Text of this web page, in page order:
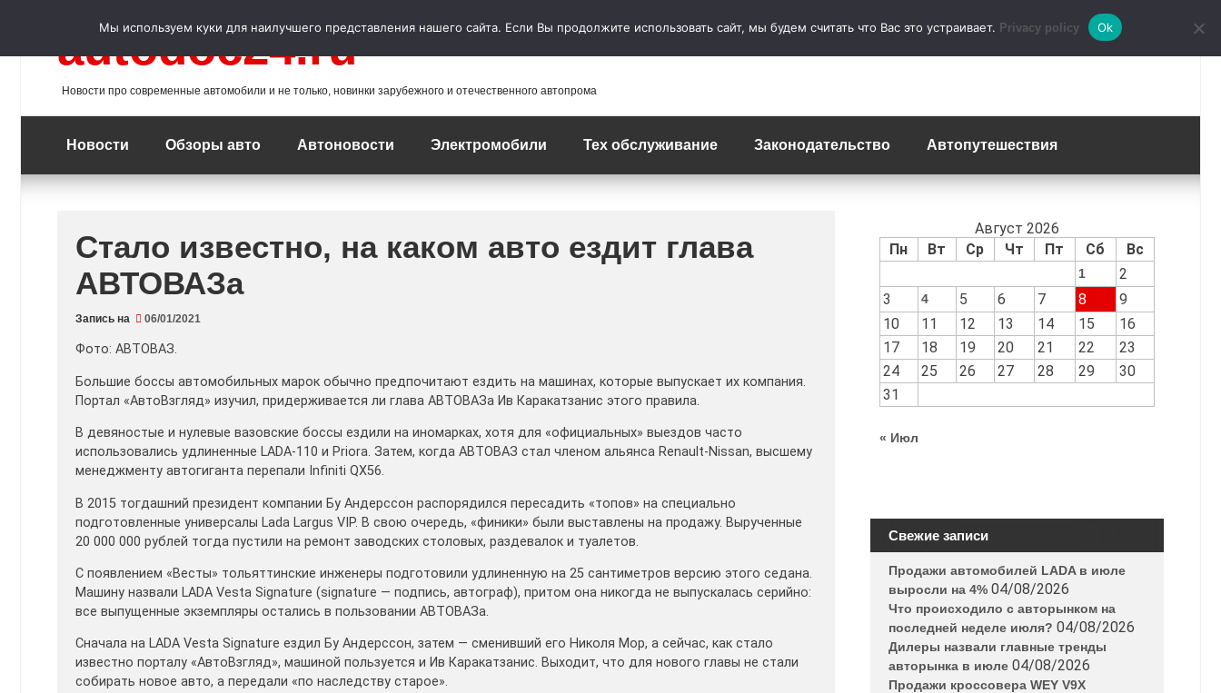
autodoc24.ru
Новости про современные автомобили и не только, новинки зарубежного и отечественного автопрома
Новости Обзоры авто Автоновости Электромобили Тех обслуживание Законодательство Автопутешествия
Стало известно, на каком авто ездит глава
АВТОВАЗа
Запись на 06/01/2021
Фото: АВТОВАЗ.
Большие боссы автомобильных марок обычно предпочитают ездить на машинах, которые выпускает их компания.
Портал «АвтоВзгляд» изучил, придерживается ли глава АВТОВАЗа Ив Каракатзанис этого правила.
В девяностые и нулевые вазовские боссы ездили на иномарках, хотя для «официальных» выездов часто
использовались удлиненные LADA-110 и Priora. Затем, когда АВТОВАЗ стал членом альянса Renault-Nissan, высшему
менеджменту автогиганта перепали Infiniti QX56.
В 2015 тогдашний президент компании Бу Андерссон распорядился пересадить «топов» на специально
подготовленные универсалы Lada Largus VIP. В свою очередь, «финики» были выставлены на продажу. Вырученные
20 000 000 рублей тогда пустили на ремонт заводских столовых, раздевалок и туалетов.
С появлением «Весты» тольяттинские инженеры подготовили удлиненную на 25 сантиметров версию этого седана.
Машину назвали LADA Vesta Signature (signature — подпись, автограф), притом она никогда не выпускалась серийно:
все выпущенные экземпляры остались в пользовании АВТОВАЗа.
Сначала на LADA Vesta Signature ездил Бу Андерссон, затем — сменивший его Николя Мор, а сейчас, как стало
известно порталу «АвтоВзгляд», машиной пользуется и Ив Каракатзанис. Выходит, что для нового главы не стали
собирать новое авто, а передали «по наследству старое».
Август 2026
Пн
Вт Ср Чт Пт Сб Вс
1
2
3
4 5 6 7 8
9
10
11 12 13 14 15
16
17
18 19 20 21 22
23
24
25 26 27 28 29
30
31
« Июл
Свежие записи
Продажи автомобилей LADA в июле
выросли на 4% 04/08/2026
Что происходило с авторынком на
последней неделе июля? 04/08/2026
Дилеры назвали главные тренды
авторынка в июле 04/08/2026
Продажи кроссовера WEY V9X
Мы используем куки для наилучшего представления нашего сайта. Если Вы продолжите использовать сайт, мы будем считать что Вас это устраивает. Privacy policy Ok